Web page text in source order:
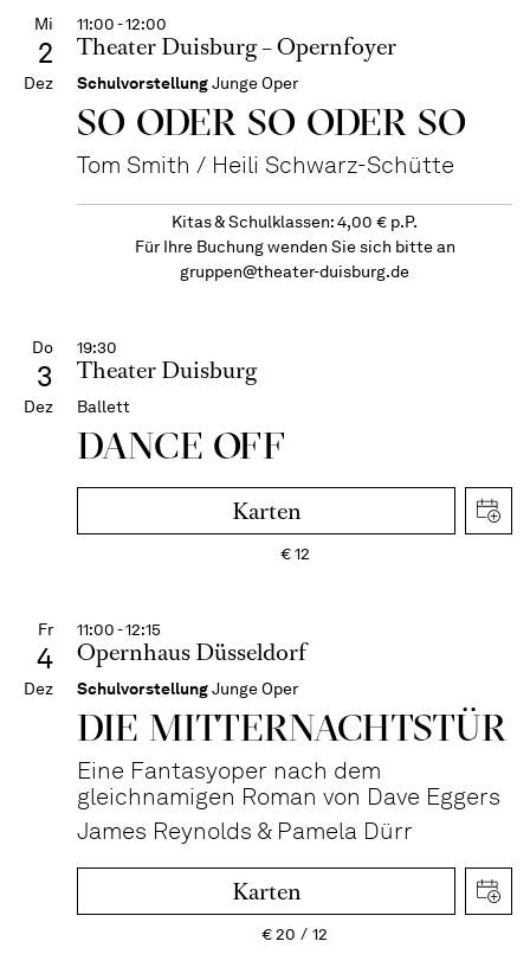
Mi
2
Dez
11:00 - 12:00
Theater Duisburg – Opernfoyer
SchulvorstellungJunge Oper
SO ODER SO ODER SO
Tom Smith / Heili Schwarz-Schütte
Kitas & Schulklassen: 4,00 € p.P.
Für Ihre Buchung wenden Sie sich bitte an
gruppen@theater-duisburg.de
Do
3
Dez
19:30
Theater Duisburg
Ballett
DANCE OFF
Karten
€12
Fr
4
Dez
11:00 - 12:15
Opernhaus Düsseldorf
SchulvorstellungJunge Oper
DIE MITTER­NACHTS­TÜR
Eine Fantasyoper nach dem
gleichnamigen Roman von Dave Eggers
James Reynolds & Pamela Dürr
Karten
€20
12